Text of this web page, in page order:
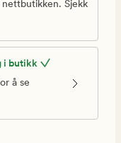
Sjekk
i butikk
å se